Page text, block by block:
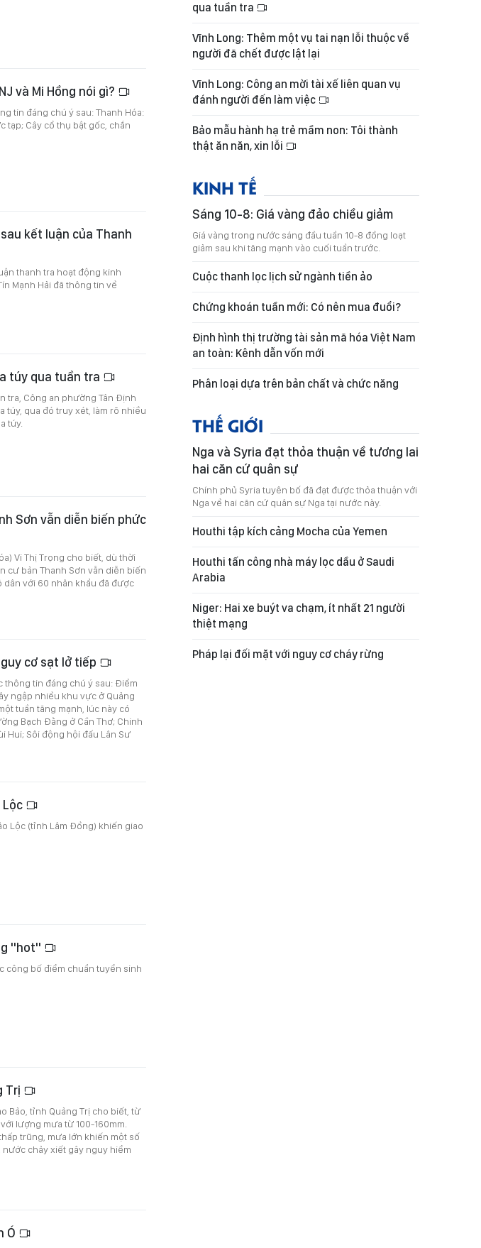
và Mi Hồng nói gì?
tin đáng chú ý sau: Thanh Hóa:
tạp; Cây cổ thụ bật gốc, chắn
kết luận của Thanh
thanh tra hoạt động kinh
Mạnh Hải đã thông tin về
túy qua tuần tra
tra, Công an phường Tân Định
túy, qua đó truy xét, làm rõ nhiều
túy.
Sơn vẫn diễn biến phức
Vi Thị Trọng cho biết, dù thời
cư bản Thanh Sơn vẫn diễn biến
dân với 60 nhân khẩu đã được
cơ sạt lở tiếp
thông tin đáng chú ý sau: Điểm
ngập nhiều khu vực ở Quảng
tuần tăng mạnh, lúc này có
Bạch Đằng ở Cần Thơ; Chinh
Hui; Sôi động hội đấu Lân Sư
Lộc (tỉnh Lâm Đồng) khiến giao
"hot"
công bố điểm chuẩn tuyển sinh
Trị
Bảo, tỉnh Quảng Trị cho biết, từ
lượng mưa từ 100-160mm.
trũng, mưa lớn khiến một số
nước chảy xiết gây nguy hiểm
Ó
qua tuần tra
Vĩnh Long: Thêm một vụ tai nạn lỗi thuộc về
người đã chết được lật lại
Vĩnh Long: Công an mời tài xế liên quan vụ
đánh người đến làm việc
Bảo mẫu hành hạ trẻ mầm non: Tôi thành
thật ăn năn, xin lỗi
KINH TẾ
Sáng 10-8: Giá vàng đảo chiều giảm
Giá vàng trong nước sáng đầu tuần 10-8 đồng loạt
giảm sau khi tăng mạnh vào cuối tuần trước.
Cuộc thanh lọc lịch sử ngành tiền ảo
Chứng khoán tuần mới: Có nên mua đuổi?
Định hình thị trường tài sản mã hóa Việt Nam
an toàn: Kênh dẫn vốn mới
Phân loại dựa trên bản chất và chức năng
THẾ GIỚI
Nga và Syria đạt thỏa thuận về tương lai
hai căn cứ quân sự
Chính phủ Syria tuyên bố đã đạt được thỏa thuận với
Nga về hai căn cứ quân sự Nga tại nước này.
Houthi tập kích cảng Mocha của Yemen
Houthi tấn công nhà máy lọc dầu ở Saudi
Arabia
Niger: Hai xe buýt va chạm, ít nhất 21 người
thiệt mạng
Pháp lại đối mặt với nguy cơ cháy rừng